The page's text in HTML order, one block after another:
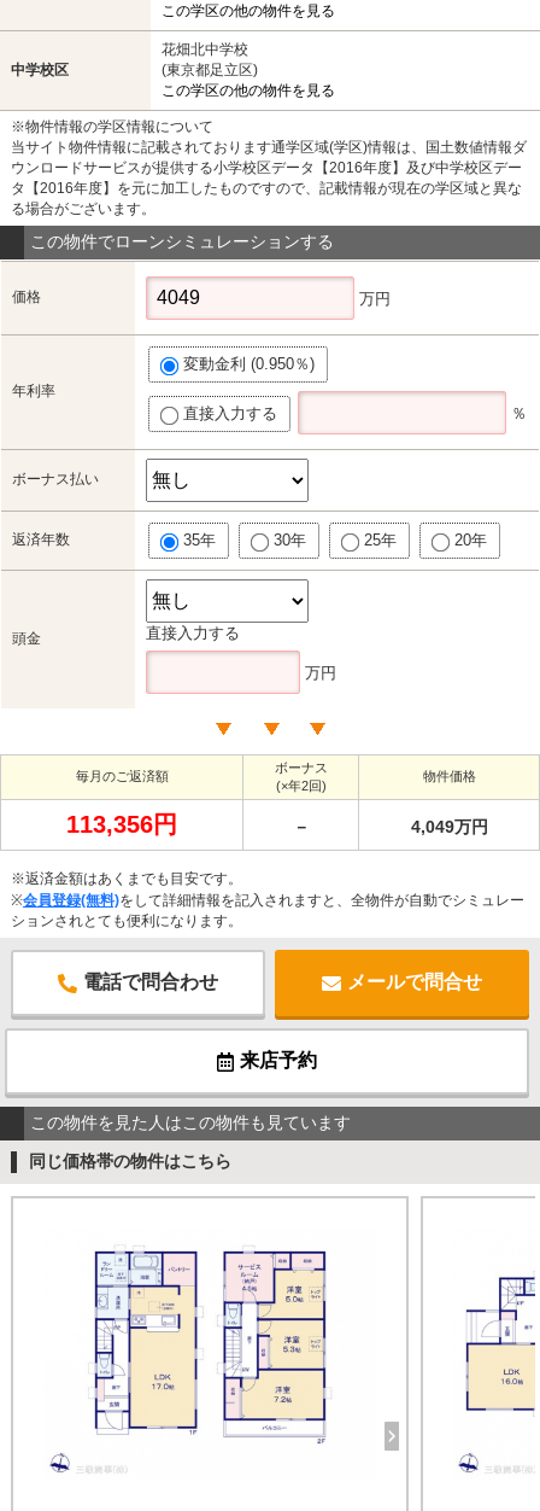
この学区の他の物件を見る
中学校区
花畑北中学校
(東京都足立区)
この学区の他の物件を見る
※物件情報の学区情報について
当サイト物件情報に記載されております通学区域(学区)情報は、国土数値情報ダ
ウンロードサービスが提供する小学校区データ【2016年度】及び中学校区デー
タ【2016年度】を元に加工したものですので、記載情報が現在の学区域と異な
る場合がございます。
この物件でローンシミュレーションする
価格 万円
年利率
変動金利 (0.950％)
直接入力する ％
ボーナス払い
返済年数 35年 30年 25年 20年
頭金 直接入力する
万円
毎月のご返済額
ボーナス
(×年2回)
物件価格
113,356円 － 4,049万円
※返済金額はあくまでも目安です。
※会員登録(無料)をして詳細情報を記入されますと、全物件が自動でシミュレー
ションされとても便利になります。
電話で問合わせ メールで問合せ
来店予約
この物件を見た人はこの物件も見ています
同じ価格帯の物件はこちら